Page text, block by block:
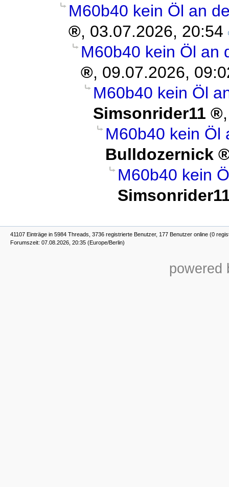
M60b40 kein Öl an
, 03.07.2026, 20:54
M60b40 kein Öl an
, 09.07.2026,
M60b40 kein Öl
Simsonrider11
M60b40 kein Öl
Bulldozernick
M60b40 kein
41107 Einträge in 5984 Threads, 3736 registrierte Benutzer, 177 Benutzer online (0
Forumszeit: 07.08.2026, 20:35 (Europe/Berlin)
powered